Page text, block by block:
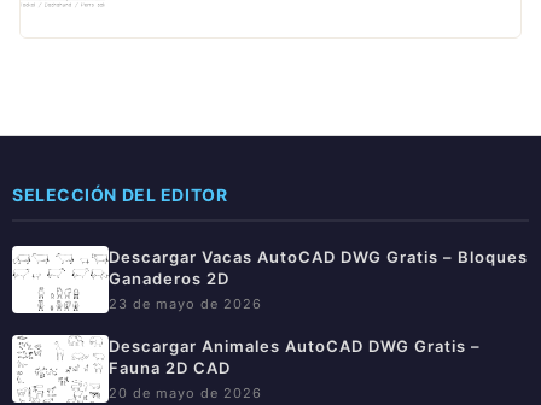
SELECCIÓN DEL EDITOR
Descargar Vacas AutoCAD DWG Gratis – Bloques
Ganaderos 2D
23 de mayo de 2026
Descargar Animales AutoCAD DWG Gratis –
Fauna 2D CAD
20 de mayo de 2026